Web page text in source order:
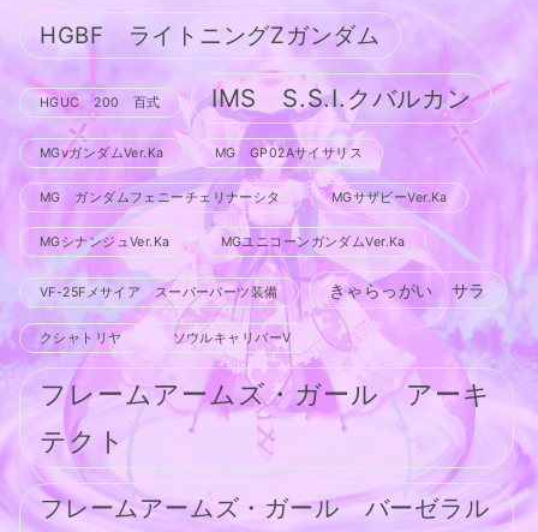
HGBF ライトニングZガンダム
HGUC 200 百式 IMS S.S.I.クバルカン
MGνガンダムVer.Ka MG GP02Aサイサリス
MG ガンダムフェニーチェリナーシタ MGサザビーVer.Ka
MGシナンジュVer.Ka MGユニコーンガンダムVer.Ka
VF-25Fメサイア スーパーパーツ装備 きゃらっがい サラ
クシャトリヤ ソウルキャリバーV
フレームアームズ・ガール アーキ
テクト
フレームアームズ・ガール バーゼラル